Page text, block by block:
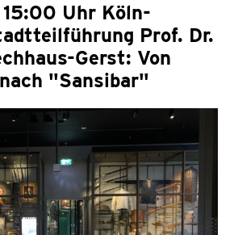
Uhr Köln-
Prof. Dr.
Gerst: Von
"Sansibar"